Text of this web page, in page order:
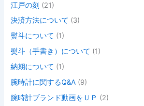
江戸の刻 (21)
決済方法について (3)
熨斗について (1)
熨斗（手書き）について (1)
納期について (1)
腕時計に関するQ&A (9)
腕時計ブランド動画をＵＰ (2)